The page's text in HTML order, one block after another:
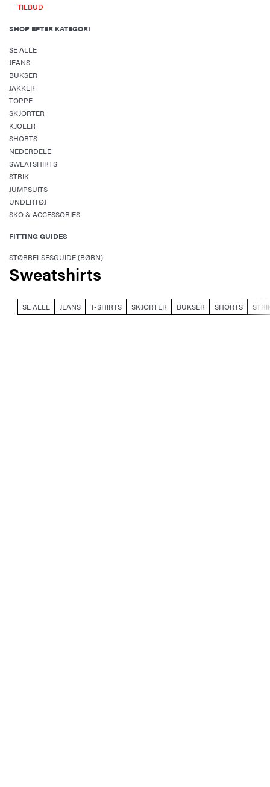
TILBUD
SHOP EFTER KATEGORI
SE ALLE
JEANS
BUKSER
JAKKER
TOPPE
SKJORTER
KJOLER
SHORTS
NEDERDELE
SWEATSHIRTS
STRIK
JUMPSUITS
UNDERTØJ
SKO & ACCESSORIES
FITTING GUIDES
STØRRELSESGUIDE (BØRN)
Sweatshirts
SE ALLE JEANS T-SHIRTS SKJORTER BUKSER SHORTS